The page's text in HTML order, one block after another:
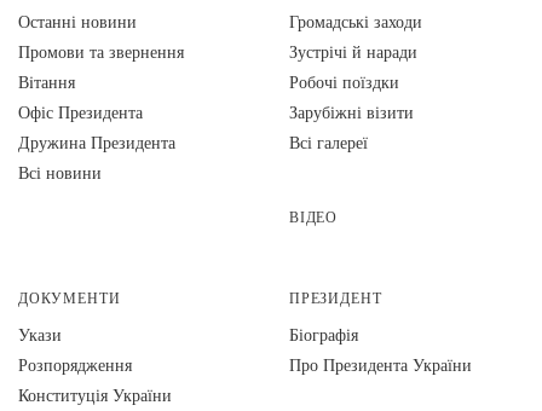
Останні новини
Промови та звернення
Вiтання
Офіс Президента
Дружина Президента
Всі новини
Громадські заходи
Зустрічі й наради
Робочі поїздки
Зарубіжні візити
Всі галереї
ВІДЕО
ДОКУМЕНТИ
Укази
Розпорядження
Конституція України
ПРЕЗИДЕНТ
Біографія
Про Президента України